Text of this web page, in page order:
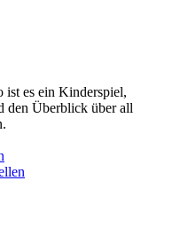
es ein Kinderspiel,
den Überblick über all